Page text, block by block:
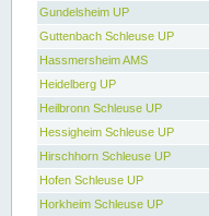
Gundelsheim UP
Guttenbach Schleuse UP
Hassmersheim AMS
Heidelberg UP
Heilbronn Schleuse UP
Hessigheim Schleuse UP
Hirschhorn Schleuse UP
Hofen Schleuse UP
Horkheim Schleuse UP